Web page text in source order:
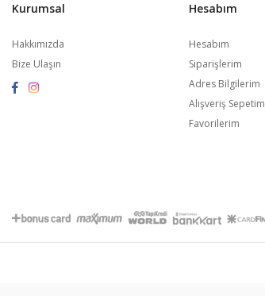
Kurumsal
Hakkımızda
Bize Ulaşın
Hesabım
Hesabım
Siparişlerim
Adres Bilgilerim
Alışveriş Sepetim
Favorilerim